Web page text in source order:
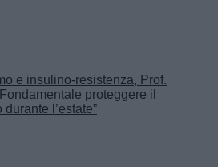
e insulino-resistenza, Prof.
proteggere il
l’estate”